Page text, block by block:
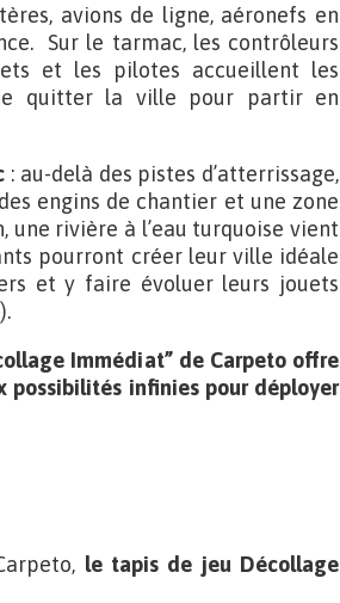
avions de ligne, aéronefs en
Sur le tarmac, les contrôleurs
et les pilotes accueillent les
quitter la ville pour partir en
: au-delà des pistes d’atterrissage,
engins de chantier et une zone
une rivière à l’eau turquoise vient
pourront créer leur ville idéale
et y faire évoluer leurs jouets
Immédiat” de Carpeto offre
possibilités infinies pour déployer
le tapis de jeu Décollage